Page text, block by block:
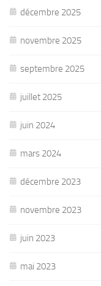
décembre 2025
novembre 2025
septembre 2025
juillet 2025
juin 2024
mars 2024
décembre 2023
novembre 2023
juin 2023
mai 2023